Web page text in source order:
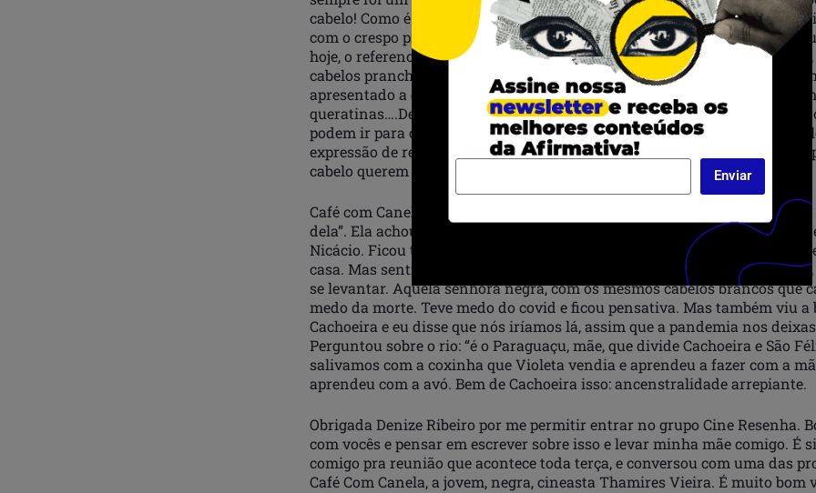
cabelo! Como é que uma jornalista sai com um cabelo assim?” Todos as
com o crespo pra cima, mil cortes, mil tranças, turbantes, bell hooks,
hoje, o referencial libertário de minha mãe. Então aquelas mulheres reais,
cabelos pranchados, alisados não batia com a estética da ruptura que eu
apresentado a ela e ao mesmo tempo a autorizava a continuar usando
queratinas….Debate difícil esse com minha mãe. A minha alma fala que
podem ir para onde quisermos; mas a minha militância tem no meu
expressão de resistência contra a opressiva estética branca. Mas meu
cabelo querem ser livres!
Café com Canela (2017). “Que coisa linda, minha filha, o jeito que ela
dela”. Ela achou lindo o primeiro longa metragem dos diretores Ary Rosa
Nicácio. Ficou triste com o sofrimento daquela mulher que perdeu o filho
casa. Mas senti mesmo que ela ficou impressionada com a avó de
se levantar. Aquela senhora negra, com os mesmos cabelos brancos que
medo da morte. Teve medo do covid e ficou pensativa. Mas também viu a
Cachoeira e eu disse que nós iríamos lá, assim que a pandemia nos
Perguntou sobre o rio: “é o Paraguaçu, mãe, que divide Cachoeira e São
salivamos com a coxinha que Violeta vendia e aprendeu a fazer com a
aprendeu com a avó. Bem de Cachoeira isso: ancenstralidade arrepiante.
Obrigada Denize Ribeiro por me permitir entrar no grupo Cine Resenha.
com vocês e pensar em escrever sobre isso e levar minha mãe comigo. É
comigo pra reunião que acontece toda terça, e conversou com uma das
Café Com Canela, a jovem, negra, cineasta Thamires Vieira. É muito bom
Enviar